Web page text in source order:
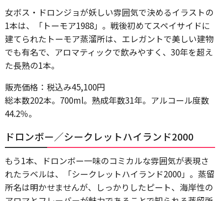
女ボス・ドロンジョが妖しい雰囲気で決めるイラストの
1本は、「トーモア1988」。戦後初めてスペイサイドに
建てられたトーモア蒸溜所は、エレガントで美しい建物
でも有名で、アロマティックで飲みやすく、30年を超え
た長熟の1本。
販売価格：税込み45,100円
総本数202本。700ml。熟成年数31年。アルコール度数
44.2％。
ドロンボー／シークレットハイランド2000
もう1本、ドロンボー一味のコミカルな雰囲気が表現さ
れたラベルは、「シークレットハイランド2000」。蒸留
所名は明かせませんが、しっかりしたピート、海岸性の